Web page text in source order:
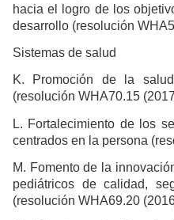
hacia el logro de los
desarrollo (resolución
Sistemas de salud
K. Promoción de la
(resolución WHA70.15
L. Fortalecimiento de los
centrados en la persona
M. Fomento de la
pediátricos de calidad,
(resolución WHA69.20